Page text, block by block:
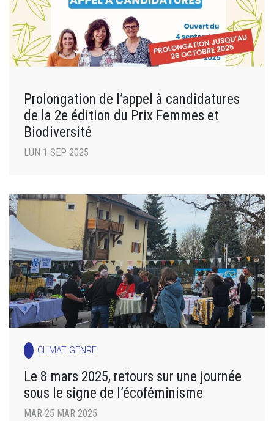
Prolongation de l’appel à candidatures
de la 2e édition du Prix Femmes et
Biodiversité
LUN 1 SEP 2025
CLIMAT GENRE
Le 8 mars 2025, retours sur une journée
sous le signe de l’écoféminisme
MAR 25 MAR 2025